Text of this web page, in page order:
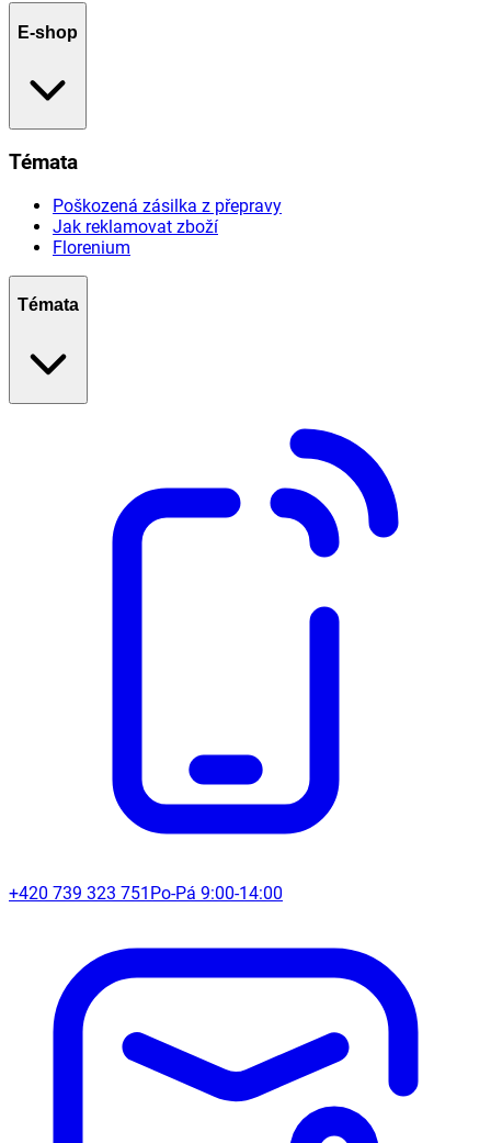
E-shop
Témata
Poškozená zásilka z přepravy
Jak reklamovat zboží
Florenium
Témata
+420 739 323 751 Po-Pá 9:00-14:00